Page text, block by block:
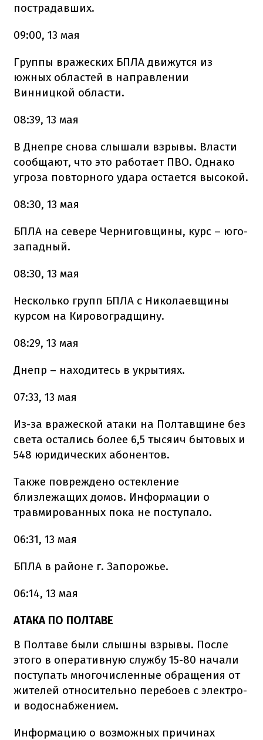
пострадавших.
09:00, 13 мая
Группы вражеских БПЛА движутся из
южных областей в направлении
Винницкой области.
08:39, 13 мая
В Днепре снова слышали взрывы. Власти
сообщают, что это работает ПВО. Однако
угроза повторного удара остается высокой.
08:30, 13 мая
БПЛА на севере Черниговщины, курс – юго-
западный.
08:30, 13 мая
Несколько групп БПЛА с Николаевщины
курсом на Кировоградщину.
08:29, 13 мая
Днепр – находитесь в укрытиях.
07:33, 13 мая
Из-за вражеской атаки на Полтавщине без
света остались более 6,5 тысяич бытовых и
548 юридических абонентов.
Также повреждено остекление
близлежащих домов. Информации о
травмированных пока не поступало.
06:31, 13 мая
БПЛА в районе г. Запорожье.
06:14, 13 мая
АТАКА ПО ПОЛТАВЕ
В Полтаве были слышны взрывы. После
этого в оперативную службу 15-80 начали
поступать многочисленные обращения от
жителей относительно перебоев с электро-
и водоснабжением.
Информацию о возможных причинах